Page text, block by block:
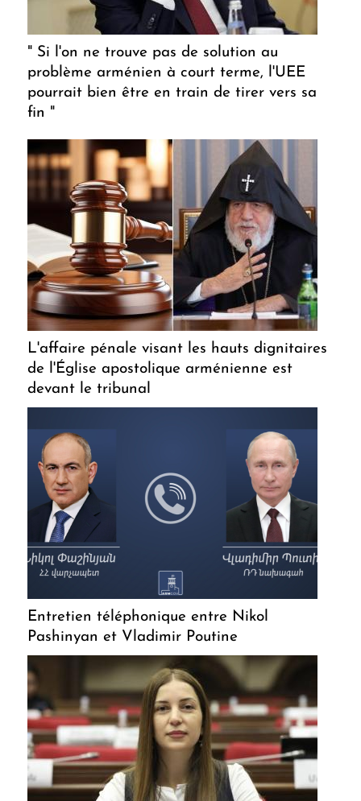
" Si l'on ne trouve pas de solution au
problème arménien à court terme, l'UEE
pourrait bien être en train de tirer vers sa
fin "
L'affaire pénale visant les hauts dignitaires
de l'Église apostolique arménienne est
devant le tribunal
Entretien téléphonique entre Nikol
Pashinyan et Vladimir Poutine